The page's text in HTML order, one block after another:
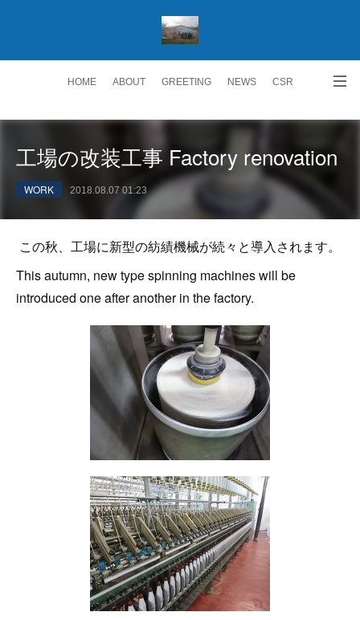
HOME ABOUT GREETING NEWS CSR
ACCESS RECRUIT 求人情報 Facebook
工場の改装工事 Factory renovation
WORK 2018.08.07 01:23
この秋、工場に新型の紡績機械が続々と導入されます。
This autumn, new type spinning machines will be
introduced one after another in the factory.